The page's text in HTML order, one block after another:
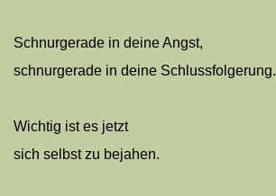
Schnurgerade in deine Angst,
schnurgerade in deine Schlussfolgerung.
Wichtig ist es jetzt
sich selbst zu bejahen.